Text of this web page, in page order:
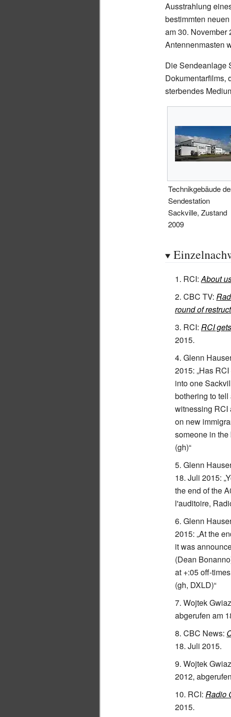
Ausstrahlung
bestimmten
am 30. November
Antennenmasten
Die Sendeanlage
Dokumentarfilms,
sterbendes
Technikgebäude
Sendestation
Sackville, Zustand
2009
RCI: About
CBC TV:
round of
RCI: RCI
2015.
Glenn
2015: „Has
into one
bothering to
witnessing RCI
on new
someone in
(gh)“
Glenn
18. Juli 2015:
the end of the
l'auditoire,
Glenn
2015: „At the
it was
(Dean
at +:05 off-
(gh, DXLD)“
Wojtek
abgerufen am
CBC News:
18. Juli 2015.
Wojtek
2012,
RCI: Radio
2015.